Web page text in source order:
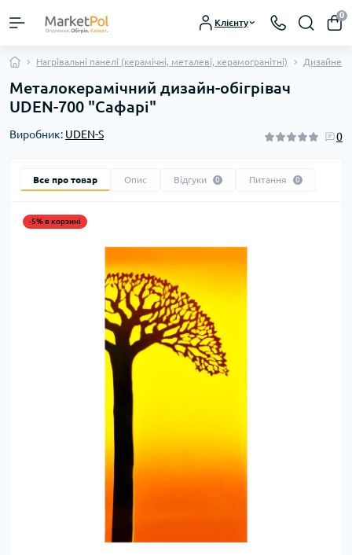
Клієнту
0
Нагрівальні панелі (керамічні, металеві, керамогранітні)
Металокерамічний дизайн-обігрівач
UDEN-700 "Сафарі"
Виробник: UDEN-S 0
Все про товар Опис Відгуки 0 Питання 0
-5% в корзині